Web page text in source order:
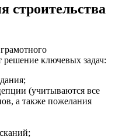
строительства
решение ключевых задач:
(учитываются все
а также пожелания